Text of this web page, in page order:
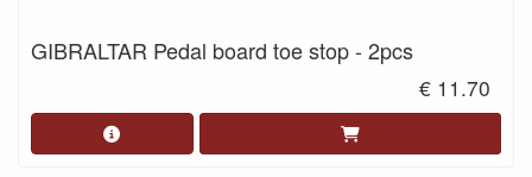
GIBRALTAR Pedal board toe stop - 2pcs
€ 11.70